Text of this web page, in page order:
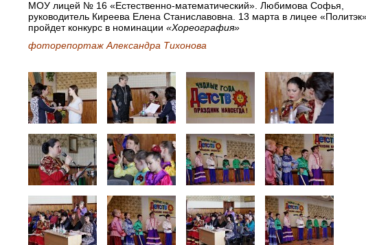
МОУ лицей № 16 «Естественно-математический». Любимова Софья,
руководитель Киреева Елена Станиславовна. 13 марта в лицее
пройдет конкурс в номинации «Хореография»
фоторепортаж Александра Тихонова